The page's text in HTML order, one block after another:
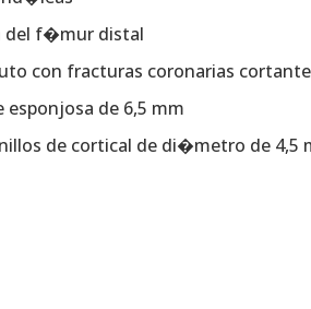
del f�mur distal
con fracturas coronarias
esponjosa de 6,5 mm
de cortical de di�metro de 4,5